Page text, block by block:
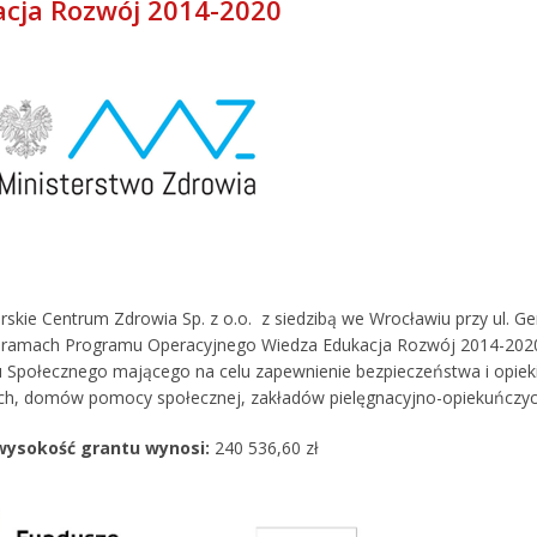
Rozwój 2014-2020
Centrum Zdrowia Sp. z o.o. z siedzibą we Wrocławiu przy ul.
Programu Operacyjnego Wiedza Edukacja Rozwój 2014-
Społecznego mającego na celu zapewnienie bezpieczeństwa i
domów pomocy społecznej, zakładów pielęgnacyjno-
grantu wynosi: 240 536,60 zł